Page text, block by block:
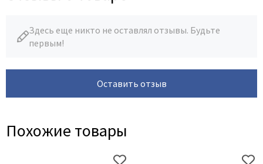
Ofram
Optima Porte
Porta Di Parma
Portika
Здесь еще никто не оставлял отзывы. Будьте
первым!
Оставить отзыв
Похожие товары